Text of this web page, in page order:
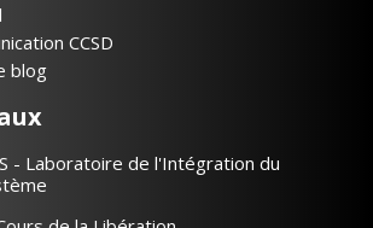
CCSD
blog
- Laboratoire de l'Intégration du